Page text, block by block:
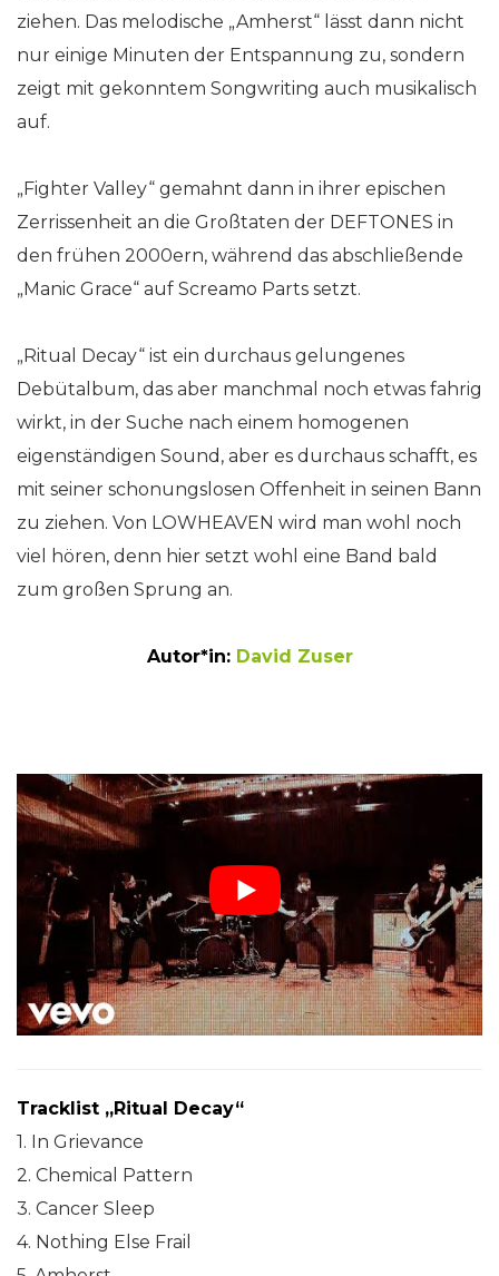
ziehen. Das melodische „Amherst“ lässt dann nicht
nur einige Minuten der Entspannung zu, sondern
zeigt mit gekonntem Songwriting auch musikalisch
auf.
„Fighter Valley“ gemahnt dann in ihrer epischen
Zerrissenheit an die Großtaten der DEFTONES in
den frühen 2000ern, während das abschließende
„Manic Grace“ auf Screamo Parts setzt.
„Ritual Decay“ ist ein durchaus gelungenes
Debütalbum, das aber manchmal noch etwas fahrig
wirkt, in der Suche nach einem homogenen
eigenständigen Sound, aber es durchaus schafft, es
mit seiner schonungslosen Offenheit in seinen Bann
zu ziehen. Von LOWHEAVEN wird man wohl noch
viel hören, denn hier setzt wohl eine Band bald
zum großen Sprung an.
Autor*in: David Zuser
Tracklist „Ritual Decay“
1. In Grievance
2. Chemical Pattern
3. Cancer Sleep
4. Nothing Else Frail